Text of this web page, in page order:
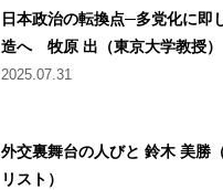
日本政治の転換点─多党化に即
造へ 牧原 出（東京大学教授）
2025.07.31
外交裏舞台の人びと 鈴木 美勝
リスト）